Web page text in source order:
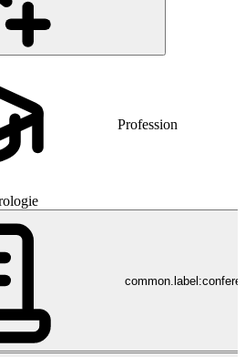
Profession